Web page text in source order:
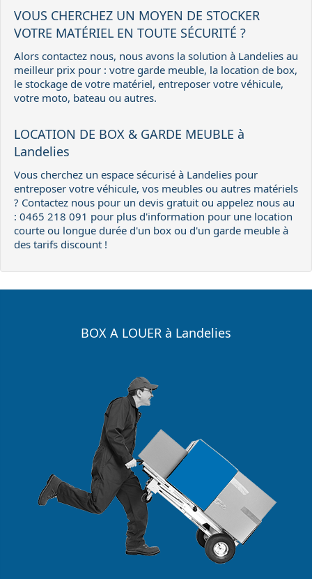
VOUS CHERCHEZ UN MOYEN DE STOCKER
VOTRE MATÉRIEL EN TOUTE SÉCURITÉ ?
Alors contactez nous, nous avons la solution à Landelies au
meilleur prix pour : votre garde meuble, la location de box,
le stockage de votre matériel, entreposer votre véhicule,
votre moto, bateau ou autres.
LOCATION DE BOX & GARDE MEUBLE à
Landelies
Vous cherchez un espace sécurisé à Landelies pour
entreposer votre véhicule, vos meubles ou autres matériels
? Contactez nous pour un devis gratuit ou appelez nous au
: 0465 218 091 pour plus d'information pour une location
courte ou longue durée d'un box ou d'un garde meuble à
des tarifs discount !
BOX A LOUER à Landelies